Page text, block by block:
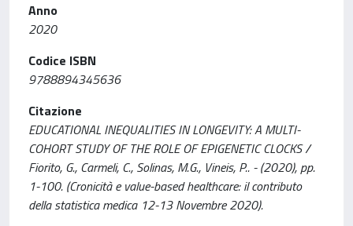
Anno
2020
Codice ISBN
9788894345636
Citazione
EDUCATIONAL INEQUALITIES IN LONGEVITY: A MULTI-
COHORT STUDY OF THE ROLE OF EPIGENETIC CLOCKS /
Fiorito, G., Carmeli, C., Solinas, M.G., Vineis, P.. - (2020), pp.
1-100. (Cronicità e value-based healthcare: il contributo
della statistica medica 12-13 Novembre 2020).